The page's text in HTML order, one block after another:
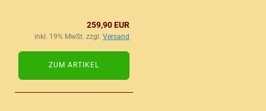
259,90 EUR
inkl. 19% MwSt. zzgl. Versand
ZUM ARTIKEL